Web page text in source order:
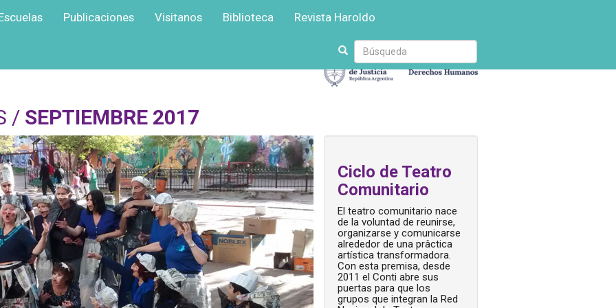
Publicaciones Visitanos Biblioteca Revista Haroldo
Escriba
su
búsqueda
/ SEPTIEMBRE 2017
Ciclo de Teatro
Comunitario
El teatro comunitario nace
de la voluntad de reunirse,
organizarse y comunicarse
alrededor de una prâctica
artística transformadora.
Con esta premisa, desde
2011 el Conti abre sus
puertas para que los
grupos que integran la Red